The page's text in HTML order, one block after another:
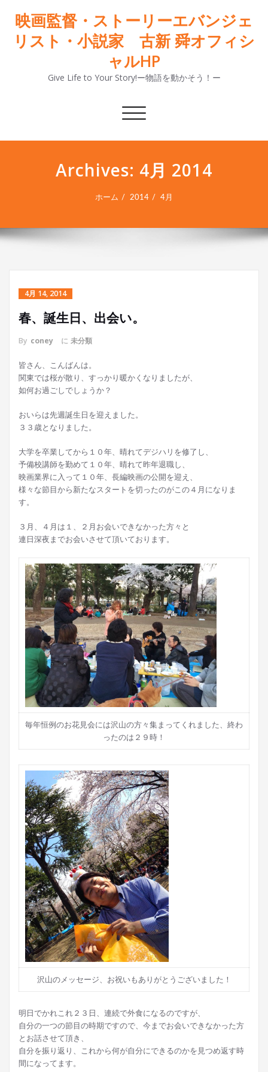
映画監督・ストーリーエバンジェ
リスト・小説家 古新 舜オフィシ
ャルHP
Give Life to Your Story!ー物語を動かそう！ー
ナ
ゲ
ョ
ン
替
Archives: 4月 2014
ホーム 2014 4月
4月 14, 2014
春、誕生日、出会い。
By coney に 未分類
皆さん、こんばんは。
関東では桜が散り、すっかり暖かくなりましたが、
如何お過ごしでしょうか？
おいらは先週誕生日を迎えました。
３３歳となりました。
大学を卒業してから１０年、晴れてデジハリを修了し、
予備校講師を勤めて１０年、晴れて昨年退職し、
映画業界に入って１０年、長編映画の公開を迎え、
様々な節目から新たなスタートを切ったのがこの４月になりま
す。
３月、４月は１、２月お会いできなかった方々と
連日深夜までお会いさせて頂いております。
毎年恒例のお花見会には沢山の方々集まってくれました、終わ
ったのは２９時！
沢山のメッセージ、お祝いもありがとうございました！
明日でかれこれ２３日、連続で外食になるのですが、
自分の一つの節目の時期ですので、今までお会いできなかった方
とお話させて頂き、
自分を振り返り、これから何が自分にできるのかを見つめ返す時
間になってます。